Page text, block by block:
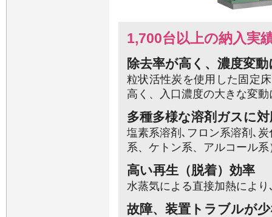
1,700台以上の納入実
除去率が高く、濃度変
粒状活性炭を使用した固定
高く、入口濃度の大きな変
多種多様な溶剤ガスに
塩素系溶剤､フロン系溶剤､
系、ケトン系、アルコール
高い再生（脱着）効率
水蒸気による直接加熱によ
故障、装置トラブルが